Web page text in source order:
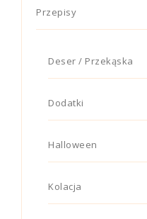
Przepisy
Deser / Przekąska
Dodatki
Halloween
Kolacja